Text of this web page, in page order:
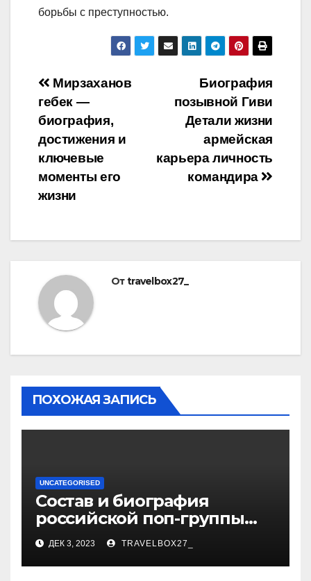
борьбы с преступностью.
Навигация
по
записям
Биография
позывной Гиви
Детали жизни
армейская
карьера личность
командира
Мирзаханов
гебек —
биография,
достижения и
ключевые
моменты его
жизни
Отtravelbox27_
ПОХОЖАЯ ЗАПИСЬ
UNCATEGORISED
Состав и биография
российской поп-группы
«Иванушки интернешнл»
— история успеха, музыка
и судьбы участников
ДЕК 3, 2023 TRAVELBOX27_